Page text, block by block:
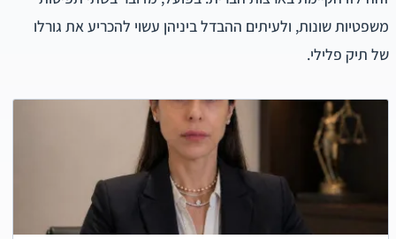
משפטיות שונות, ולעיתים ההבדל ביניהן עשוי להכריע את גורלו
של תיק פלילי.